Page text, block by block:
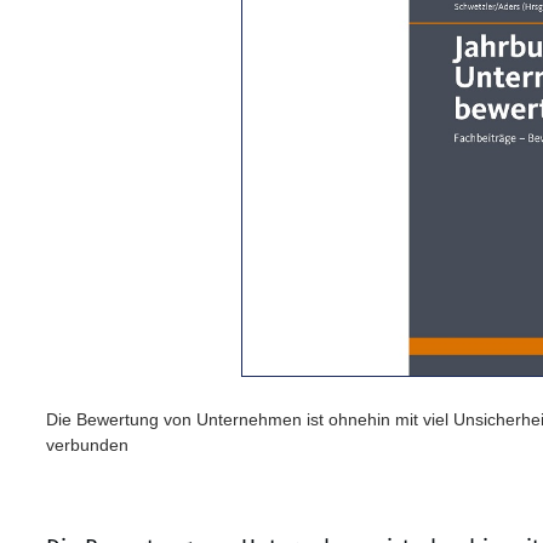
Die Bewertung von Unternehmen ist ohnehin mit viel
verbunden